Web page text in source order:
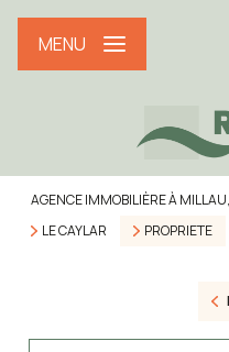
MENU
AGENCE IMMOBILIÈRE À
LE CAYLAR
PROPRIETE